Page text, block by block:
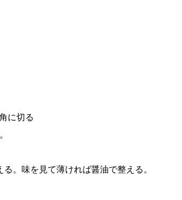
に切る
。味を見て薄ければ醤油で整える。